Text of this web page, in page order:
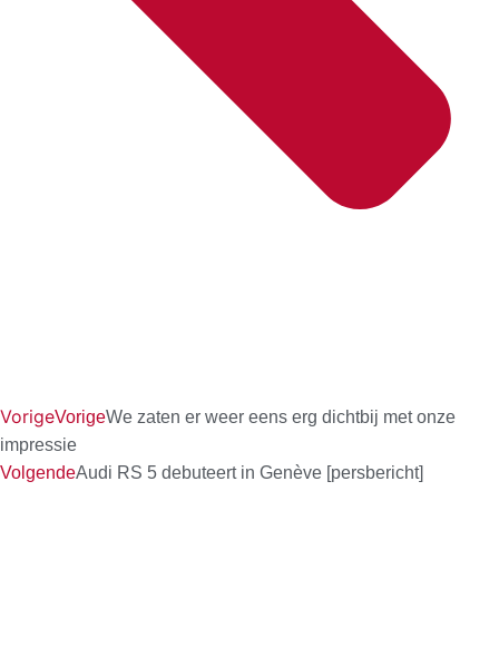
VorigeVorigeWe zaten er weer eens erg dichtbij met onze
impressie
VolgendeAudi RS 5 debuteert in Genève [persbericht]